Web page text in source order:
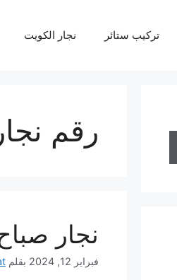
تركيب ستائر نجار الكويت
رقم
نجار
فبراير 12, 2024 بقلم